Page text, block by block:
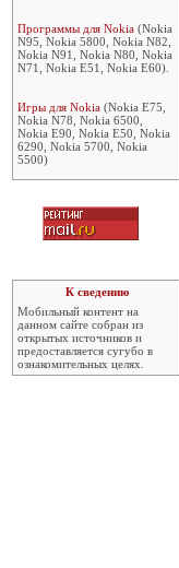
Программы для Nokia (Nokia
N95, Nokia 5800, Nokia N82,
Nokia N91, Nokia N80, Nokia
N71, Nokia E51, Nokia E60).
Игры для Nokia (Nokia E75,
Nokia N78, Nokia 6500,
Nokia E90, Nokia E50, Nokia
6290, Nokia 5700, Nokia
5500)
К сведению
Мобильный контент на
данном сайте собран из
открытых источников и
предоставляется сугубо в
ознакомительных целях.